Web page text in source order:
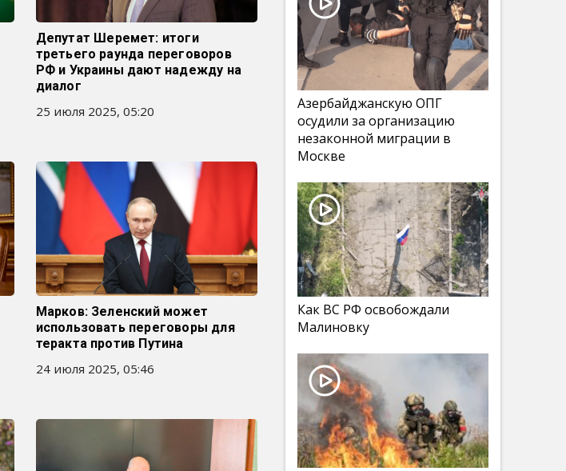
Депутат Шеремет: итоги
третьего раунда переговоров
РФ и Украины дают надежду на
диалог
25 июля 2025, 05:20
Марков: Зеленский может
использовать переговоры для
теракта против Путина
24 июля 2025, 05:46
Азербайджанскую ОПГ
осудили за организацию
незаконной миграции в
Москве
Как ВС РФ освобождали
Малиновку